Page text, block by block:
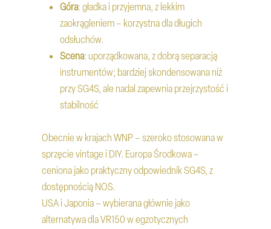
Góra: gładka i przyjemna, z lekkim
zaokrągleniem – korzystna dla długich
odsłuchów.
Scena: uporządkowana, z dobrą separacją
instrumentów; bardziej skondensowana niż
przy SG4S, ale nadal zapewnia przejrzystość i
stabilność
Obecnie w krajach WNP – szeroko stosowana w
sprzęcie vintage i DIY. Europa Środkowa –
ceniona jako praktyczny odpowiednik SG4S, z
dostępnością NOS.
USA i Japonia – wybierana głównie jako
alternatywa dla VR150 w egzotycznych